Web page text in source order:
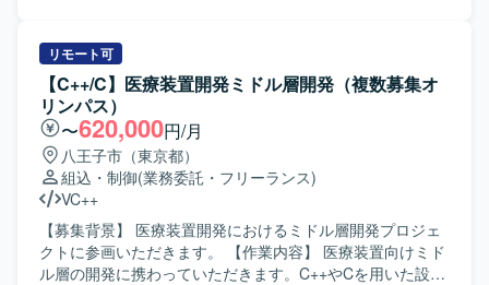
ンズ制御、露出制御、認識など）と密に連携し、1フレーム
の画像データを整えていくための信号整理をマイクロ秒単
位で実施いたします。完全な新規開発ではなく、既存のベ
ースソフトに対して機能追加や修正を行っていただきま
す。基本設計、詳細設計、プログラミング、結合テスト、
総合テストまで一貫してご対応いただきます。 【求める人
物像】 能動的に作業を進めることができ、長期的に継続し
て取り組んでいただける方を求めております。日本語で技
術的なコミュニケーションが円滑に行え、仕様書を正確に
理解できる方を歓迎いたします。 【ポジションの魅力】 カ
メラ制御におけるコアとなるミドルウェア開発に携わるこ
リモート可
【C++/C】医療装置開発ミドル層開発（複数募集オ
リンパス）
〜620,000円/月
八王子市（東京都）
組込・制御(業務委託・フリーランス)
VC++
【募集背景】 医療装置開発におけるミドル層開発プロジェ
クトに参画いただきます。 【作業内容】 医療装置向けミド
ル層の開発に携わっていただきます。C++やCを用いた設計